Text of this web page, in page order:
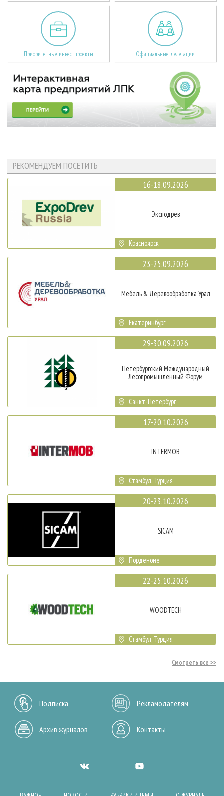
Приоритетные инвестпроекты Официальные делегации
РЕКОМЕНДУЕМ ПОСЕТИТЬ
16-18.09.2026
Эксподрев
Красноярск
23-25.09.2026
Мебель & Деревообработка Урал
Екатеринбург
29-30.09.2026
Петербургский Международный
Лесопромышленный Форум
Санкт-Петербург
17-20.10.2026
INTERMOB
Стамбул, Турция
20-23.10.2026
SICAM
Порденоне
22-25.10.2026
WOODTECH
Стамбул, Турция
Смотреть все
Подписка Рекламодателям
Архив журналов Контакты